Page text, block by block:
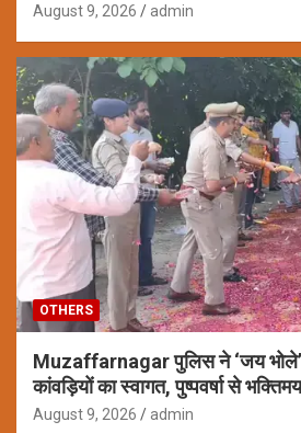
August 9, 2026 admin
OTHERS
Muzaffarnagar पुलिस ने ‘जय
कांवड़ियों का स्वागत, पुष्पवर्षा से
August 9, 2026 admin